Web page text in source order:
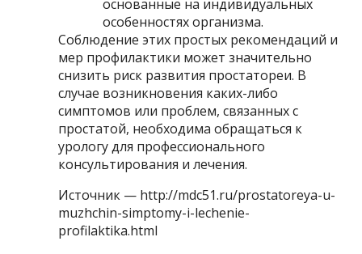
основанные на индивидуальных
особенностях организма.
Соблюдение этих простых рекомендаций и
мер профилактики может значительно
снизить риск развития простатореи. В
случае возникновения каких-либо
симптомов или проблем, связанных с
простатой, необходима обращаться к
урологу для профессионального
консультирования и лечения.
Источник — http://mdc51.ru/prostatoreya-u-
muzhchin-simptomy-i-lechenie-
profilaktika.html